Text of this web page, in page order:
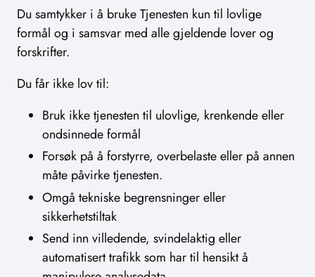
Du samtykker i å bruke Tjenesten kun til lovlige
formål og i samsvar med alle gjeldende lover og
forskrifter.
Du får ikke lov til:
Bruk ikke tjenesten til ulovlige, krenkende eller
ondsinnede formål
Forsøk på å forstyrre, overbelaste eller på annen
måte påvirke tjenesten.
Omgå tekniske begrensninger eller
sikkerhetstiltak
Send inn villedende, svindelaktig eller
automatisert trafikk som har til hensikt å